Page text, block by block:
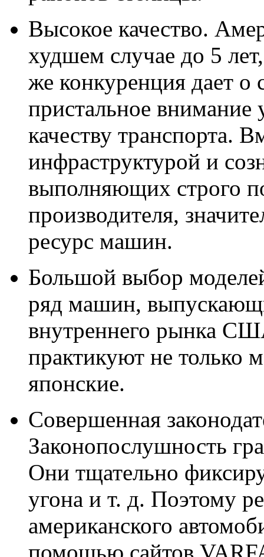
Высокое качество.
худшем случае до 5
же конкуренция дает о
пристальное внимание
качеству транспорта.
инфраструктурой и
выполняющих строго
производителя,
ресурс машин.
Большой выбор
ряд машин,
внутреннего рынка
практикуют не только
японские.
Совершенная
Законопослушность
Они тщательно
угона и т. д. Поэтому
американского